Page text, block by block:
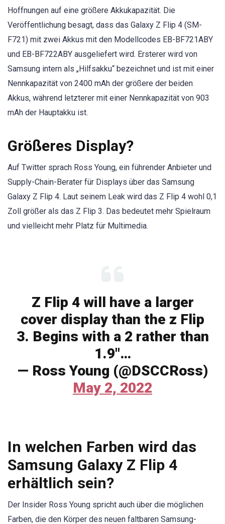
Hoffnungen auf eine größere Akkukapazität. Die
Veröffentlichung besagt, dass das Galaxy Z Flip 4 (SM-
F721) mit zwei Akkus mit den Modellcodes EB-BF721ABY
und EB-BF722ABY ausgeliefert wird. Ersterer wird von
Samsung intern als „Hilfsakku“ bezeichnet und ist mit einer
Nennkapazität von 2400 mAh der größere der beiden
Akkus, während letzterer mit einer Nennkapazität von 903
mAh der Hauptakku ist.
Größeres Display?
Auf Twitter sprach Ross Young, ein führender Anbieter und
Supply-Chain-Berater für Displays über das Samsung
Galaxy Z Flip 4. Laut seinem Leak wird das Z Flip 4 wohl 0,1
Zoll größer als das Z Flip 3. Das bedeutet mehr Spielraum
und vielleicht mehr Platz für Multimedia.
Z Flip 4 will have a larger
cover display than the z Flip
3. Begins with a 2 rather than
1.9"…
— Ross Young (@DSCCRoss)
May 2, 2022
In welchen Farben wird das
Samsung Galaxy Z Flip 4
erhältlich sein?
Der Insider Ross Young spricht auch über die möglichen
Farben, die den Körper des neuen faltbaren Samsung-